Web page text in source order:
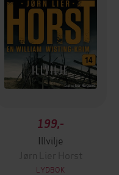
199,-
Illvilje
Jørn Lier Horst
LYDBOK